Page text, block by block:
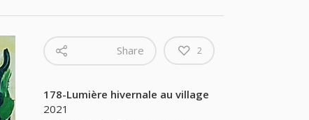
Share 2
178-Lumière hivernale au village
2021